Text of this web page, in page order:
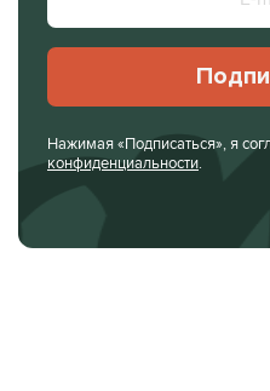
Нажимая «Подписаться», я
конфиденциальности.